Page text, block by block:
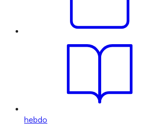
hebdo